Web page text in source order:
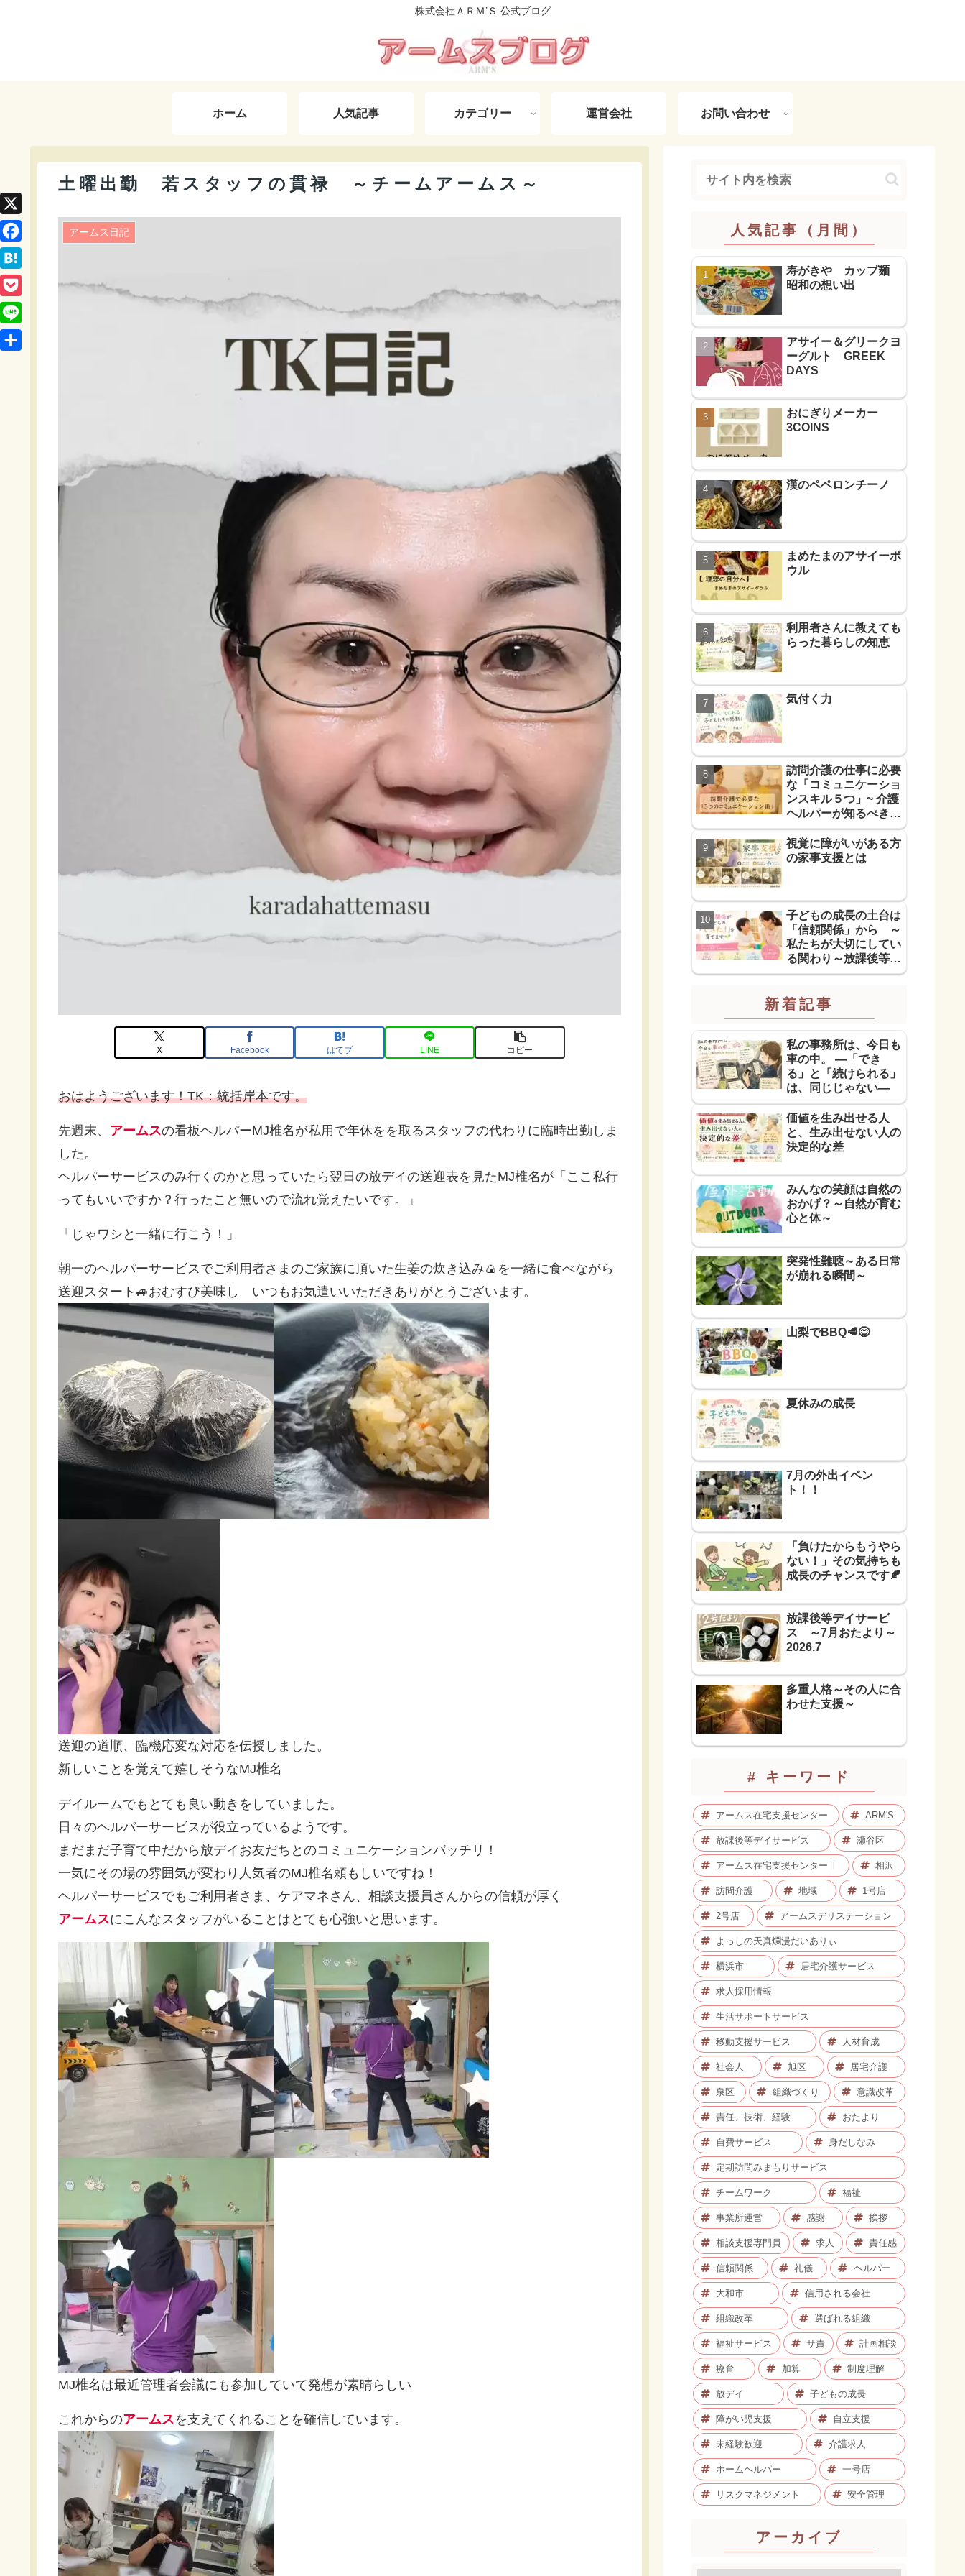
株式会社ＡＲＭ’Ｓ 公式ブログ
ホーム 人気記事 カテゴリー 運営会社 お問い合わせ
土曜出勤 若スタッフの貫禄 ～チームアームス～
アームス日記
X Facebook はてブ LINE コピー
おはようございます！TK：統括岸本です。
先週末、 アームスの看板ヘルパーMJ椎名が私用で年休をを取るスタッフの代わりに臨時出勤しま
した。
ヘルパーサービスのみ行くのかと思っていたら翌日の放デイの送迎表を見たMJ椎名が「ここ私行
ってもいいですか？行ったこと無いので流れ覚えたいです。」
「じゃワシと一緒に行こう！」
朝一のヘルパーサービスでご利用者さまのご家族に頂いた生姜の炊き込み🍙を一緒に食べながら
送迎スタート🚙おむすび美味し いつもお気遣いいただきありがとうございます。
送迎の道順、臨機応変な対応を伝授しました。
新しいことを覚えて嬉しそうなMJ椎名
デイルームでもとても良い動きをしていました。
日々のヘルパーサービスが役立っているようです。
まだまだ子育て中だから放デイお友だちとのコミュニケーションバッチリ！
一気にその場の雰囲気が変わり人気者のMJ椎名頼もしいですね！
ヘルパーサービスでもご利用者さま、ケアマネさん、相談支援員さんからの信頼が厚く
アームスにこんなスタッフがいることはとても心強いと思います。
MJ椎名は最近管理者会議にも参加していて発想が素晴らしい
これからのアームスを支えてくれることを確信しています。
X
F
a
c
e
b
H
a
t
e
P
o
c
L
人気記事（月間）
寿がきや カップ麺
昭和の想い出
アサイー＆グリークヨ
ーグルト GREEK
DAYS
おにぎりメーカー
3COINS
漢のペペロンチーノ
まめたまのアサイーボ
ウル
利用者さんに教えても
らった暮らしの知恵
気付く力
訪問介護の仕事に必要
な「コミュニケーショ
ンスキル５つ」~ 介護
ヘルパーが知るべき
「信頼に必要なコミュ
力５つ」~
視覚に障がいがある方
の家事支援とは
子どもの成長の土台は
「信頼関係」から ～
私たちが大切にしてい
る関わり～放課後等デ
イサービス
新着記事
私の事務所は、今日も
車の中。 ―「でき
る」と「続けられる」
は、同じじゃない―
価値を生み出せる人
と、生み出せない人の
決定的な差
みんなの笑顔は自然の
おかげ？～自然が育む
心と体～
突発性難聴～ある日常
が崩れる瞬間～
山梨でBBQ🥩😋
夏休みの成長
7月の外出イベン
ト！！
「負けたからもうやら
ない！」その気持ちも
成長のチャンスです🍂
放課後等デイサービ
ス ～7月おたより～
2026.7
多重人格～その人に合
わせた支援～
# キーワード
アームス在宅支援センター ARM'S
放課後等デイサービス 瀬谷区
アームス在宅支援センターⅡ 相沢
訪問介護 地域 1号店
2号店 アームスデリステーション
よっしの天真爛漫だいありぃ
横浜市 居宅介護サービス
求人採用情報
生活サポートサービス
移動支援サービス 人材育成
社会人 旭区 居宅介護
泉区 組織づくり 意識改革
責任、技術、経験 おたより
自費サービス 身だしなみ
定期訪問みまもりサービス
チームワーク 福祉
事業所運営 感謝 挨拶
相談支援専門員 求人 責任感
信頼関係 礼儀 ヘルパー
大和市 信用される会社
組織改革 選ばれる組織
福祉サービス サ責 計画相談
療育 加算 制度理解
放デイ 子どもの成長
障がい児支援 自立支援
未経験歓迎 介護求人
ホームヘルパー 一号店
リスクマネジメント 安全管理
アーカイブ